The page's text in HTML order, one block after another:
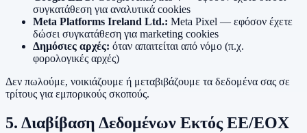
συγκατάθεση για αναλυτικά cookies
Meta Platforms Ireland Ltd.: Meta Pixel — εφόσον έχετε
δώσει συγκατάθεση για marketing cookies
Δημόσιες αρχές: όταν απαιτείται από νόμο (π.χ.
φορολογικές αρχές)
Δεν πωλούμε, νοικιάζουμε ή μεταβιβάζουμε τα δεδομένα σας σε
τρίτους για εμπορικούς σκοπούς.
5. Διαβίβαση Δεδομένων Εκτός ΕΕ/ΕΟΧ